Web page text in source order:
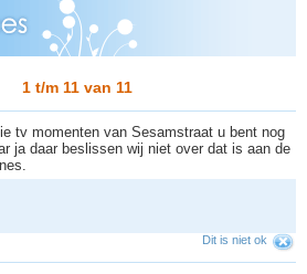
1 t/m 11 van 11
tv momenten van Sesamstraat u bent nog
ja daar beslissen wij niet over dat is aan de
Dit is niet ok